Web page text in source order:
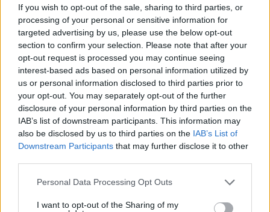
If you wish to opt-out of the sale, sharing to third parties, or
processing of your personal or sensitive information for
targeted advertising by us, please use the below opt-out
section to confirm your selection. Please note that after your
opt-out request is processed you may continue seeing
interest-based ads based on personal information utilized by
us or personal information disclosed to third parties prior to
your opt-out. You may separately opt-out of the further
disclosure of your personal information by third parties on the
IAB’s list of downstream participants. This information may
also be disclosed by us to third parties on the IAB’s List of
Downstream Participants that may further disclose it to other
Please note that this website/app uses one or more Google
not limited to your visit or usage behaviour. You may click to
Personal Data Processing Opt Outs
I want to opt-out of the Sharing of my
Προήχθη σε Αστυνόμο Α' η
Κωνσταντία Δημογλίδου
08.08.2026, 14:57 57
Συνετρίβη πυροσβεστικό ελικόπτερο
ενώ επιχειρούσε σε μεγάλη δασική
πυρκαγιά στη Γιούτα